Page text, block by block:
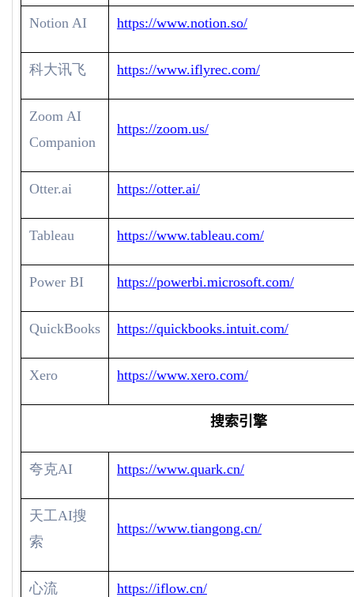
Notion AI https://www.notion.so/
科大讯飞 https://www.iflyrec.com/
Zoom AI
Companion
https://zoom.us/
Otter.ai https://otter.ai/
Tableau https://www.tableau.com/
Power BI https://powerbi.microsoft.com/
QuickBooks https://quickbooks.intuit.com/
Xero https://www.xero.com/
搜索引擎
夸克AI https://www.quark.cn/
天工AI搜
索
https://www.tiangong.cn/
心流 https://iflow.cn/